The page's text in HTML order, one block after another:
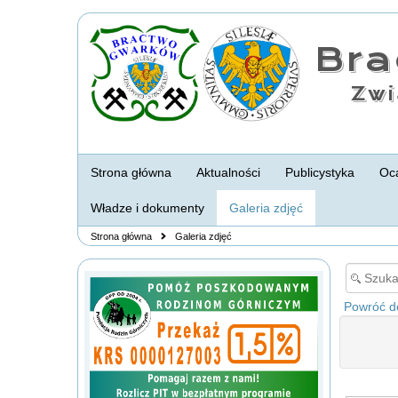
Strona główna Aktualności Publicystyka
Władze i dokumenty Galeria zdjęć
Strona główna Galeria zdjęć
Powróć